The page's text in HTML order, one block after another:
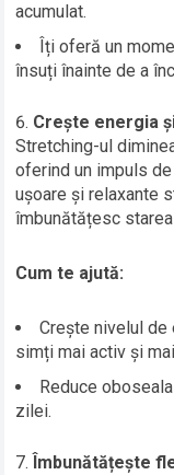
acumulat.
Îți oferă un
însuți înainte de a
Crește energia
Stretching-ul
oferind un impuls
ușoare și relaxante
îmbunătățesc
Cum te ajută:
Crește nivelul de
simți mai activ și
Reduce
zilei.
Îmbunătățește